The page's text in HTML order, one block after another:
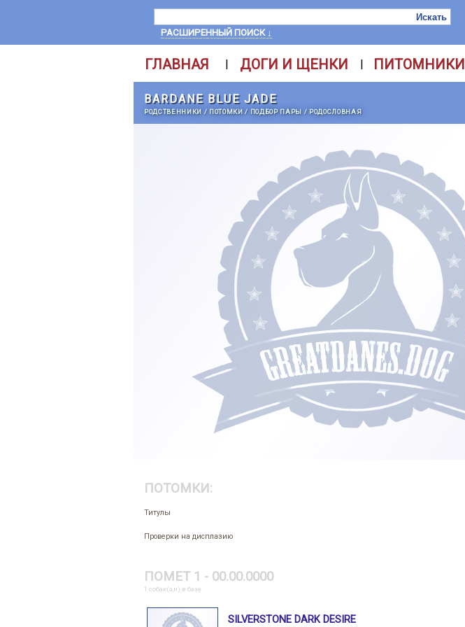
РАСШИРЕННЫЙ ПОИСК ↓
ГЛАВНАЯ | ДОГИ И ЩЕНКИ | ПИТОМНИКИ
BARDANE BLUE JADE
РОДСТВЕННИКИ / ПОТОМКИ/ ПОДБОР ПАРЫ / РОДОСЛОВНАЯ
ПОТОМКИ:
Титулы
Проверки на дисплазию
ПОМЕТ 1 - 00.00.0000
1 собак(а,и) в базе
SILVERSTONE DARK DESIRE